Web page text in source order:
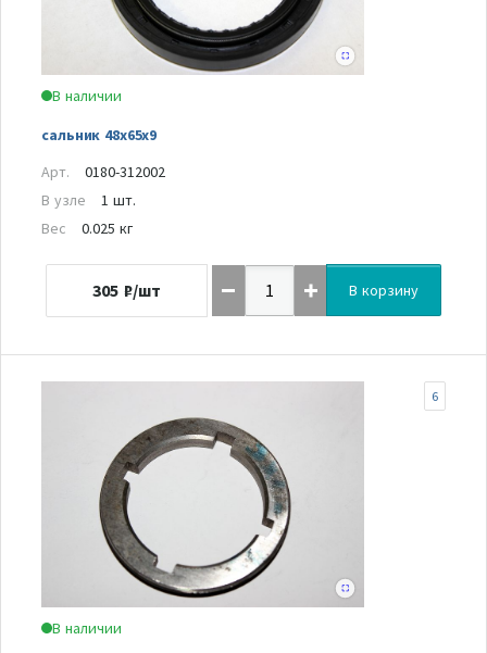
В наличии
сальник 48х65х9
Арт.
0180-312002
В узле
1 шт.
Вес
0.025 кг
305 ₽/шт В корзину
В наличии
6